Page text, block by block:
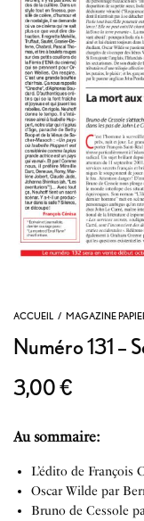
ACCUEIL / MAGAZINE
Numéro 131 –
3,00€
Au sommaire:
L’édito de François
Oscar Wilde par
Bruno de Cessole